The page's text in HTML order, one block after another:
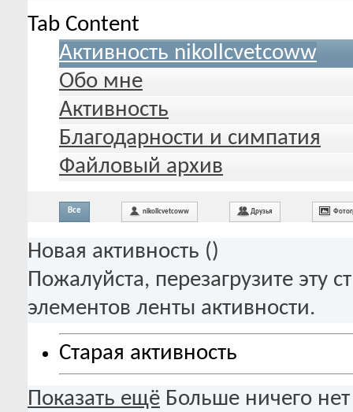
Tab Content
Активность nikollcvetcoww
Обо мне
Активность
Благодарности и симпатия
Файловый архив
Все nikollcvetcoww Друзья
Новая активность ()
Пожалуйста, перезагрузите эту
элементов ленты активности.
Старая активность
Показать ещё Больше ничего нет